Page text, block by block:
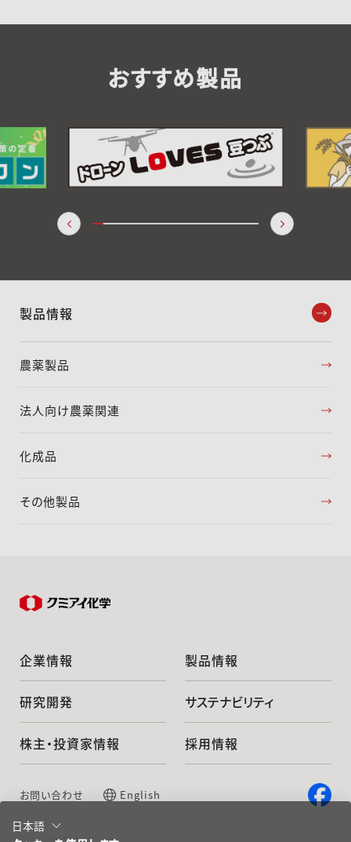
おすすめ製品
製品情報
農薬製品
法人向け農薬関連
化成品
その他製品
企業情報 製品情報
研究開発 サステナビリティ
株主・投資家情報 採用情報
お問い合わせ English
日本語